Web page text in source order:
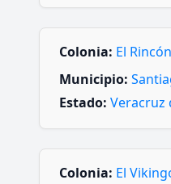
Colonia: El Rincón
Municipio:
Estado: Veracruz
Colonia: El